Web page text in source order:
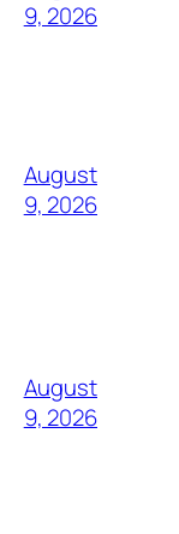
9, 2026
August
9, 2026
August
9, 2026